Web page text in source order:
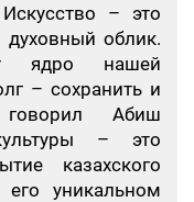
– это
облик.
ядро нашей
– сохранить и
Абиш
– это
казахского
уникальном